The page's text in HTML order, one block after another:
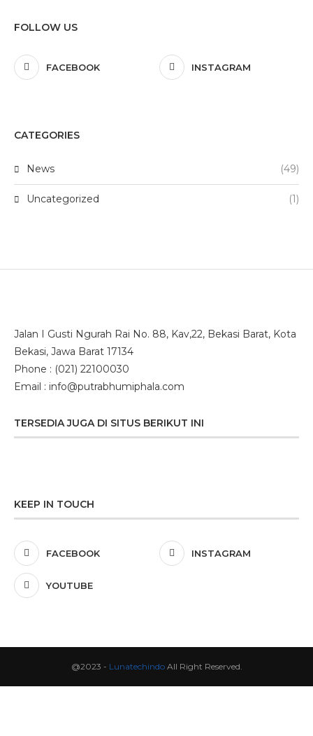
FOLLOW US
FACEBOOK INSTAGRAM
CATEGORIES
News (49)
Uncategorized (1)
Jalan I Gusti Ngurah Rai No. 88, Kav,22, Bekasi Barat, Kota
Bekasi, Jawa Barat 17134
Phone : (021) 22100030
Email : info@putrabhumiphala.com
TERSEDIA JUGA DI SITUS BERIKUT INI
KEEP IN TOUCH
FACEBOOK INSTAGRAM
YOUTUBE
@2023 - LunatechindoAll Right Reserved.